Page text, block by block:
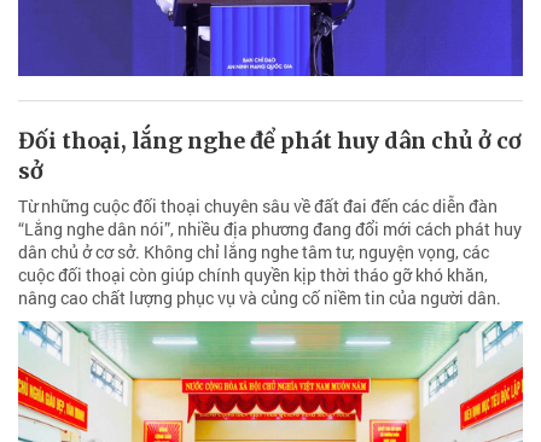
Đối thoại, lắng nghe để phát huy dân chủ ở cơ
sở
Từ những cuộc đối thoại chuyên sâu về đất đai đến các diễn đàn
“Lắng nghe dân nói”, nhiều địa phương đang đổi mới cách phát huy
dân chủ ở cơ sở. Không chỉ lắng nghe tâm tư, nguyện vọng, các
cuộc đối thoại còn giúp chính quyền kịp thời tháo gỡ khó khăn,
nâng cao chất lượng phục vụ và củng cố niềm tin của người dân.